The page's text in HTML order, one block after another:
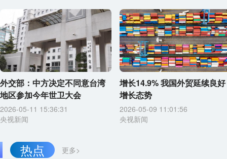
外交部：中方决定不同意台湾
地区参加今年世卫大会
2026-05-11 15:36:31
央视新闻
增长14.9% 我国外贸延续良好
增长态势
2026-05-09 11:01:56
央视新闻
更多>
热点